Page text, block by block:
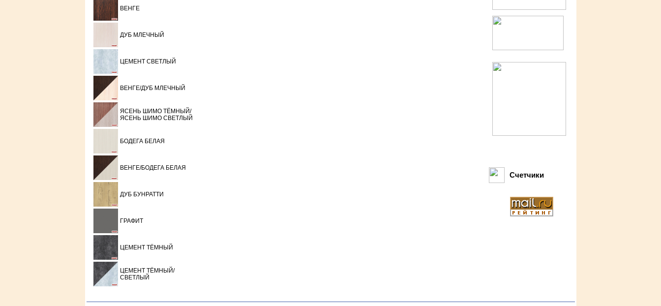
ВЕНГЕ
ДУБ МЛЕЧНЫЙ
ЦЕМЕНТ СВЕТЛЫЙ
ВЕНГЕ/ДУБ МЛЕЧНЫЙ
ЯСЕНЬ ШИМО ТЁМНЫЙ/
ЯСЕНЬ ШИМО СВЕТЛЫЙ
БОДЕГА БЕЛАЯ
ВЕНГЕ/БОДЕГА БЕЛАЯ
ДУБ БУНРАТТИ
ГРАФИТ
ЦЕМЕНТ ТЁМНЫЙ
ЦЕМЕНТ ТЁМНЫЙ/
СВЕТЛЫЙ
Счетчики